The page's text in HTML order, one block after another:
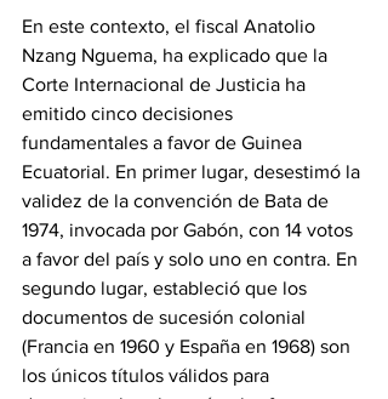
En este contexto, el fiscal Anatolio
Nzang Nguema, ha explicado que la
Corte Internacional de Justicia ha
emitido cinco decisiones
fundamentales a favor de Guinea
Ecuatorial. En primer lugar, desestimó la
validez de la convención de Bata de
1974, invocada por Gabón, con 14 votos
a favor del país y solo uno en contra. En
segundo lugar, estableció que los
documentos de sucesión colonial
(Francia en 1960 y España en 1968) son
los únicos títulos válidos para